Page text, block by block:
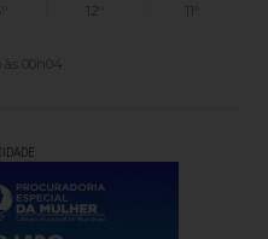
12°
11°
00h04